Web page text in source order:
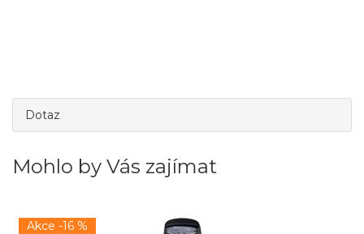
Dotaz
Mohlo by Vás zajímat
Akce -16 %